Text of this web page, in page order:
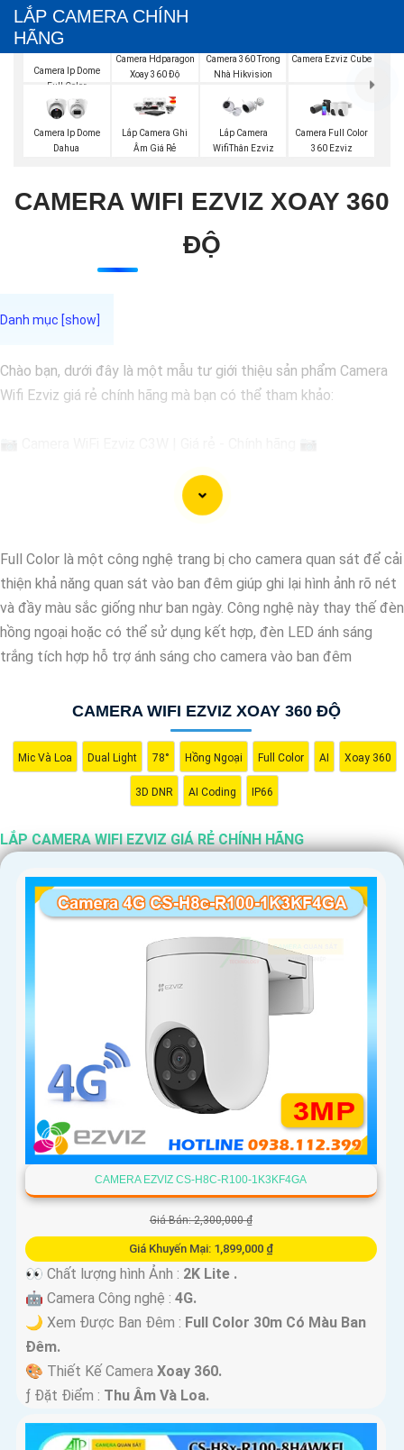
LẮP CAMERA CHÍNH
HÃNG
Camera Ip Dome
Full Color
Camera Hdparagon
Xoay 360 Độ
Camera 360 Trong
Nhà Hikvision
Camera Ezviz Cube
Camera Ip Dome
Dahua
Lắp Camera Ghi
Âm Giá Rẻ
Lắp Camera
WifiThân Ezviz
Camera Full Color
360 Ezviz
CAMERA WIFI EZVIZ XOAY 360
ĐỘ
Chào bạn, dưới đây là một mẫu tư giới thiệu sản phẩm Camera
Wifi Ezviz giá rẻ chính hãng mà bạn có thể tham khảo:
📷 Camera WiFi Ezviz C3W | Giá rẻ - Chính hãng 📷
kiện thời tiết.🔹 Độ phân giải Full HD 1080p, hình ảnh sắc nét,
chất lượng cao.🔹 Kết nối không dây qua WiFi, dễ dàng cài đặt
thông tin dễ dàng.🔹 Tính năng cảnh báo chuyển động thông
minh, giữ an ninh tốt hơn cho ngôi nhà của bạn.
Hy vọng mẫu tư giới thiệu trên sẽ giúp bạn trong việc quảng bá
chỉnh sửa nào, bạn đừng ngần ngại để lại lời nhắn. Chúc bạn
Full Color là một công nghệ trang bị cho camera quan sát để cải
thiện khả năng quan sát vào ban đêm giúp ghi lại hình ảnh rõ nét
và đầy màu sắc giống như ban ngày. Công nghệ này thay thế đèn
hồng ngoại hoặc có thể sử dụng kết hợp, đèn LED ánh sáng
trắng tích hợp hỗ trợ ánh sáng cho camera vào ban đêm
CAMERA WIFI EZVIZ XOAY 360 ĐỘ
Mic Và Loa Dual Light 78° Hồng Ngoại Full Color AI Xoay 360
3D DNR AI Coding IP66
LẮP CAMERA WIFI EZVIZ GIÁ RẺ CHÍNH HÃNG
CAMERA EZVIZ CS-H8C-R100-1K3KF4GA
Giá Bán: 2,300,000 ₫
Giá Khuyến Mại: 1,899,000 ₫
️
👀 Chất lượng hình Ảnh : 2K Lite .
🤖️ Camera Công nghệ : 4G.
🌙 Xem Được Ban Đêm : Full Color 30m Có Màu Ban
Ðêm.
🎨 Thiết Kế Camera Xoay 360.
️ƒ Đặt Điểm : Thu Âm Và Loa.